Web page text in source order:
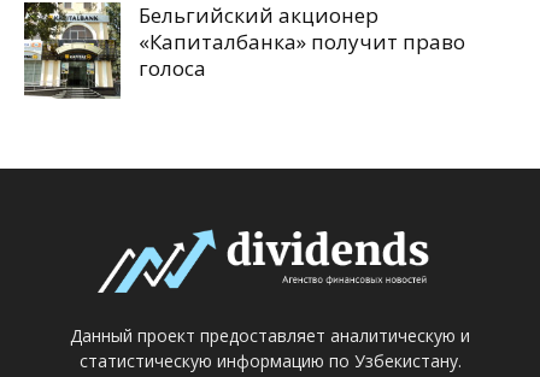
Бельгийский акционер
«Капиталбанка» получит право
голоса
Данный проект предоставляет аналитическую и
статистическую информацию по Узбекистану.